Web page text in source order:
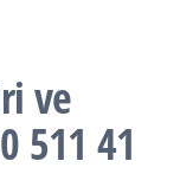
ve
511 41